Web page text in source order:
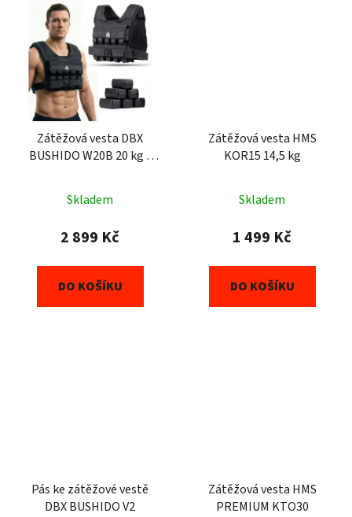
Zátěžová vesta DBX
BUSHIDO W20B 20 kg s
Skladem
2 899 Kč
DO KOŠÍKU
Zátěžová vesta HMS
KOR15 14,5 kg
Skladem
1 499 Kč
DO KOŠÍKU
Pás ke zátěžové vestě
DBX BUSHIDO V2
Zátěžová vesta HMS
PREMIUM KTO30